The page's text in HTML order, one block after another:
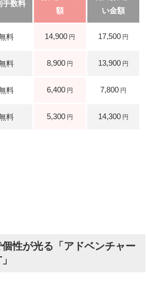
14,900 17,500
8,900 13,900
6,400 7,800
5,300 14,300
性が光る「アドベンチャー